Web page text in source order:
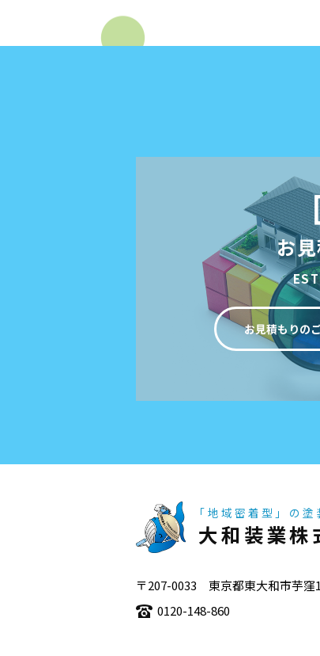
お
お見積もりの
「地域密着型」の
大和装業株
〒207-0033 東京都東大和市芋窪
0120-148-860